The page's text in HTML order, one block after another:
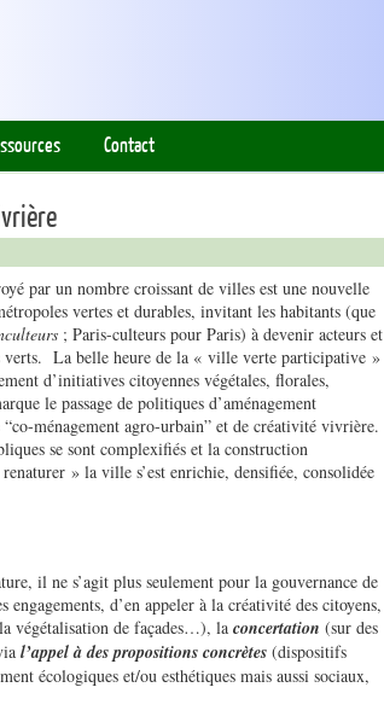
Contact
par un nombre croissant de villes est une nouvelle
vertes et durables, invitant les habitants (que
; Paris-culteurs pour Paris) à devenir acteurs et
verts. La belle heure de la « ville verte participative »
d’initiatives citoyennes végétales, florales,
le passage de politiques d’aménagement
ménagement agro-urbain” et de créativité vivrière.
se sont complexifiés et la construction
» la ville s’est enrichie, densifiée, consolidée
il ne s’agit plus seulement pour la gouvernance de
d’en appeler à la créativité des citoyens,
végétalisation de façades…), la concertation (sur des
l’appel à des propositions concrètes (dispositifs
écologiques et/ou esthétiques mais aussi sociaux,